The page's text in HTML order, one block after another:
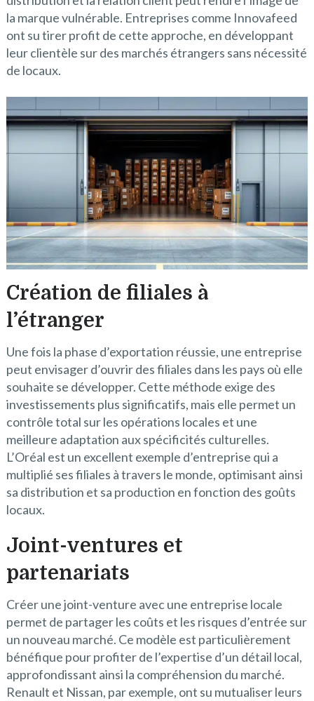
la marque vulnérable. Entreprises comme Innovafeed
ont su tirer profit de cette approche, en développant
leur clientèle sur des marchés étrangers sans nécessité
de locaux.
Création de filiales à
l’étranger
Une fois la phase d’exportation réussie, une entreprise
peut envisager d’ouvrir des filiales dans les pays où elle
souhaite se développer. Cette méthode exige des
investissements plus significatifs, mais elle permet un
contrôle total sur les opérations locales et une
meilleure adaptation aux spécificités culturelles.
L’Oréal est un excellent exemple d’entreprise qui a
multiplié ses filiales à travers le monde, optimisant ainsi
sa distribution et sa production en fonction des goûts
locaux.
Joint-ventures et
partenariats
Créer une joint-venture avec une entreprise locale
permet de partager les coûts et les risques d’entrée sur
un nouveau marché. Ce modèle est particulièrement
bénéfique pour profiter de l’expertise d’un détail local,
approfondissant ainsi la compréhension du marché.
Renault et Nissan, par exemple, ont su mutualiser leurs